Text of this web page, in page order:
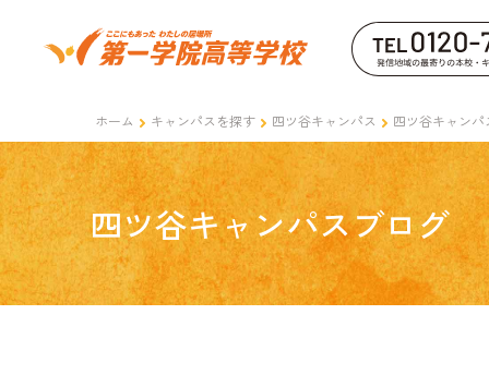
ホーム キャンパスを探す 四ツ谷キャンパス 四ツ谷キャンパ
四ツ谷キャンパスブログ